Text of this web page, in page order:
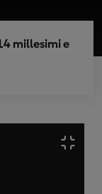
millesimi e